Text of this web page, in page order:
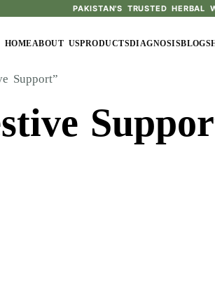
PAKISTAN'S TRUSTED HERBAL
HOMEABOUT USPRODUCTSDIAGNOSISBLOGS
Support”